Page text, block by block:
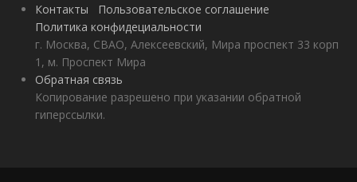
Контакты
Пользовательское соглашение
Политика конфидециальности
г. Москва, СВАО, Алексеевский, Мира проспект 33 корп
1, м. Проспект Мира
Обратная связь
Копирование разрешено при указании обратной
гиперссылки.